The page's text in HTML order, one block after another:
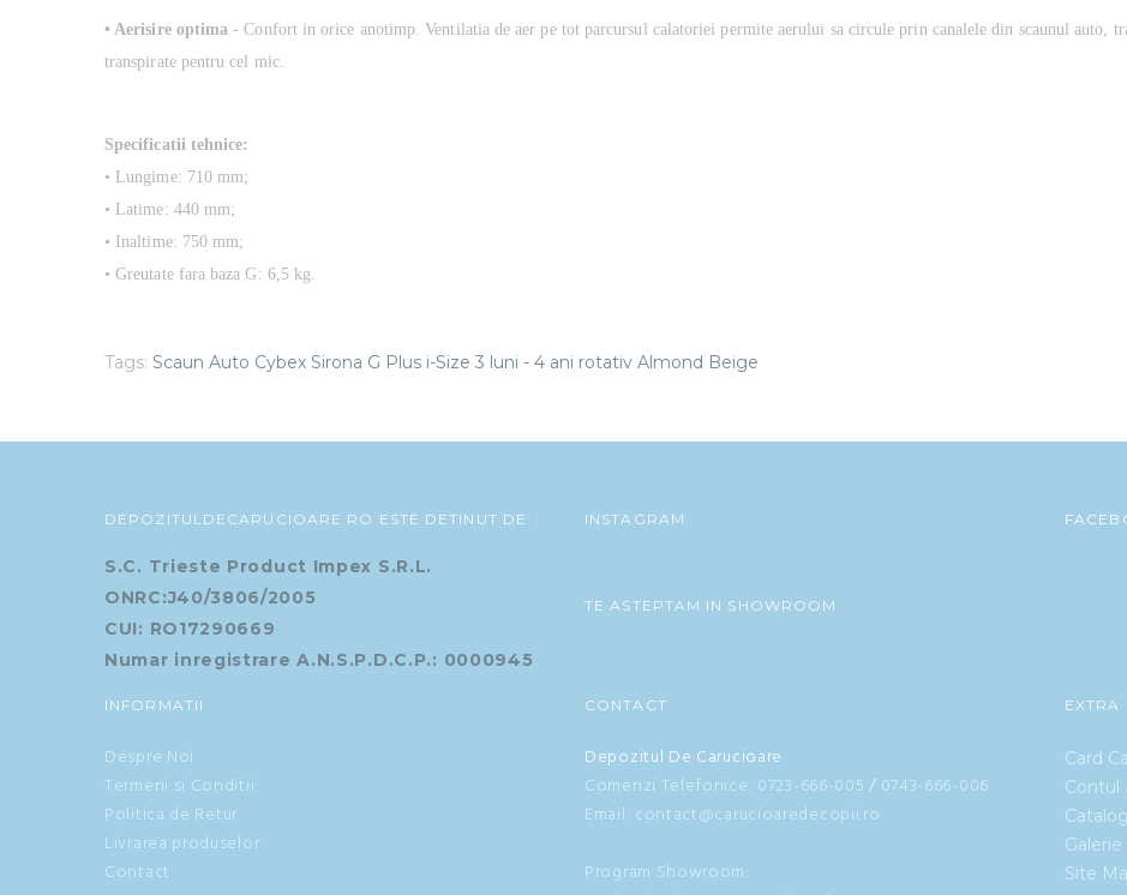
• Aerisire optima - Confort in orice anotimp. Ventilatia de aer pe tot parcursul calatoriei permite aerului sa circule prin canalele din scaunul auto,
transpirate pentru cel mic.
Specificatii tehnice:
• Lungime: 710 mm;
• Latime: 440 mm;
• Inaltime: 750 mm;
• Greutate fara baza G: 6,5 kg.
Tags: Scaun Auto Cybex Sirona G Plus i-Size 3 luni - 4 ani rotativ Almond Beige
DEPOZITULDECARUCIOARE.RO ESTE DETINUT DE:
S.C. Trieste Product Impex S.R.L.
ONRC:J40/3806/2005
CUI: RO17290669
Numar inregistrare A.N.S.P.D.C.P.: 0000945
INSTAGRAM
TE ASTEPTAM IN SHOWROOM
INFORMATII
Despre Noi
Termeni si Conditii
Politica de Retur
Livrarea produselor
Contact
CONTACT
Depozitul De Carucioare
Comenzi Telefonice: 0723-666-005 / 0743-666-006
Email: contact@carucioaredecopii.ro
Program Showroom:
EXTRA
Card
Contul
Site